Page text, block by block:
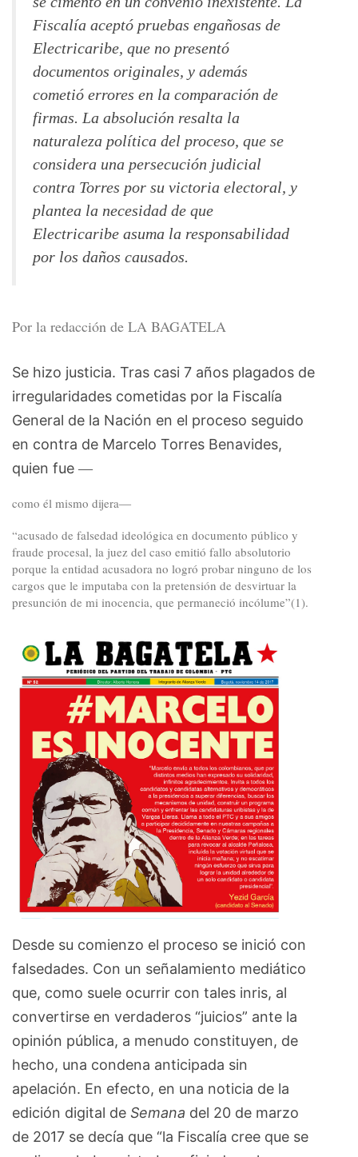
Fiscalía aceptó pruebas engañosas de
Electricaribe, que no presentó
documentos originales, y además
cometió errores en la comparación de
firmas. La absolución resalta la
naturaleza política del proceso, que se
considera una persecución judicial
contra Torres por su victoria electoral, y
plantea la necesidad de que
Electricaribe asuma la responsabilidad
por los daños causados.
Por la redacción de LA BAGATELA
Se hizo justicia. Tras casi 7 años plagados de
irregularidades cometidas por la Fiscalía
General de la Nación en el proceso seguido
en contra de Marcelo Torres Benavides,
quien fue —
como él mismo dijera—
“acusado de falsedad ideológica en documento público y
fraude procesal, la juez del caso emitió fallo absolutorio
porque la entidad acusadora no logró probar ninguno de los
cargos que le imputaba con la pretensión de desvirtuar la
presunción de mi inocencia, que permaneció incólume”(1).
Desde su comienzo el proceso se inició con
falsedades. Con un señalamiento mediático
que, como suele ocurrir con tales inris, al
convertirse en verdaderos “juicios” ante la
opinión pública, a menudo constituyen, de
hecho, una condena anticipada sin
apelación. En efecto, en una noticia de la
edición digital de Semana del 20 de marzo
de 2017 se decía que “la Fiscalía cree que se